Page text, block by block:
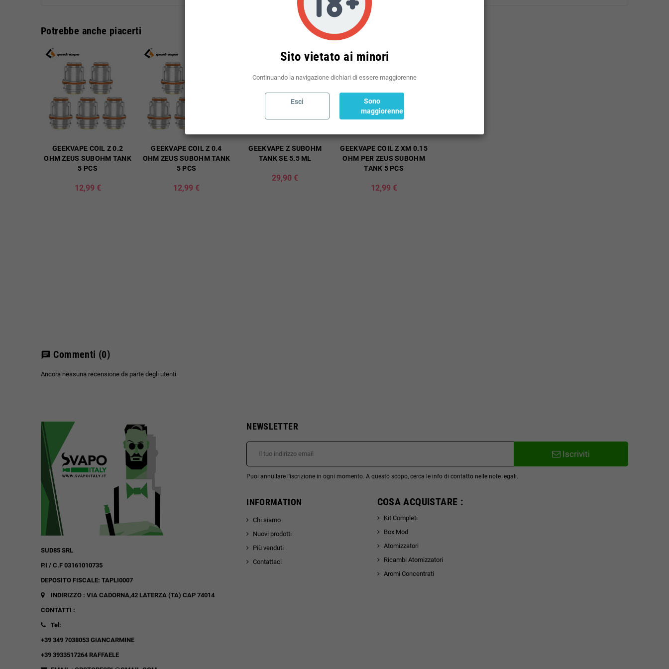
Potrebbe anche piacerti
GEEKVAPE COIL Z 0.2
OHM ZEUS SUBOHM TANK
5 PCS
12,99 €
GEEKVAPE COIL Z 0.4
OHM ZEUS SUBOHM TANK
5 PCS
12,99 €
GEEKVAPE Z SUBOHM
TANK SE 5.5 ML
29,90 €
GEEKVAPE COIL Z XM 0.15
OHM PER ZEUS SUBOHM
TANK 5 PCS
12,99 €
chat Commenti (0)
Ancora nessuna recensione da parte degli utenti.
SUD85 SRL
P.I / C.F 03161010735
DEPOSITO FISCALE: TAPLI0007
INDIRIZZO : VIA CADORNA,42 LATERZA (TA) CAP 74014
CONTATTI :
Tel:
+39 349 7038053 GIANCARMINE
+39 3933517264 RAFFAELE
NEWSLETTER
Iscriviti
Puoi annullare l'iscrizione in ogni momento. A questo scopo, cerca le info di contatto nelle note legali.
INFORMATION
Chi siamo
Nuovi prodotti
Più venduti
Contattaci
COSA ACQUISTARE :
Kit Completi
Box Mod
Atomizzatori
Ricambi Atomizzatori
Aromi Concentrati
Sito vietato ai minori
Continuando la navigazione dichiari di essere maggiorenne
Esci
Sono
maggiorenne